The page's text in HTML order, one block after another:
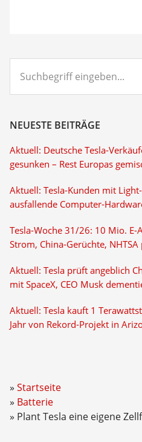
eingeben...
NEUESTE BEITRÄGE
Aktuell: Deutsche Tesla-
gesunken – Rest Europas
Aktuell: Tesla-Kunden mit
ausfallende Computer-
Tesla-Woche 31/26: 10 Mio. E-
Strom, China-Gerüchte,
Aktuell: Tesla prüft angeblich
mit SpaceX, CEO Musk
Aktuell: Tesla kauft 1
Jahr von Rekord-Projekt in
Startseite
Batterie
Plant Tesla eine eigene